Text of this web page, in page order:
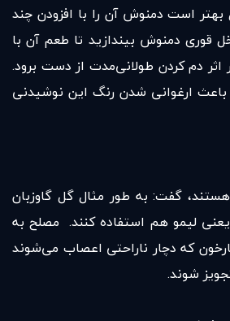
است دمنوش آن را با افزودن چند
قوری دمنوش بیندازید تا طعم آن با
عطر، طعم و خاصیت آن در اثر دم کردن طولانی‌مدت از دست برود.
باعث ارغوانی شدن رنگ این نوشیدنی
گفت: به طور مثال گل گاوزبان
یعنی لیمو هم استفاده کنند. مصلح به
که دچار ناراحتی اعصاب می‌شوند
شوند.